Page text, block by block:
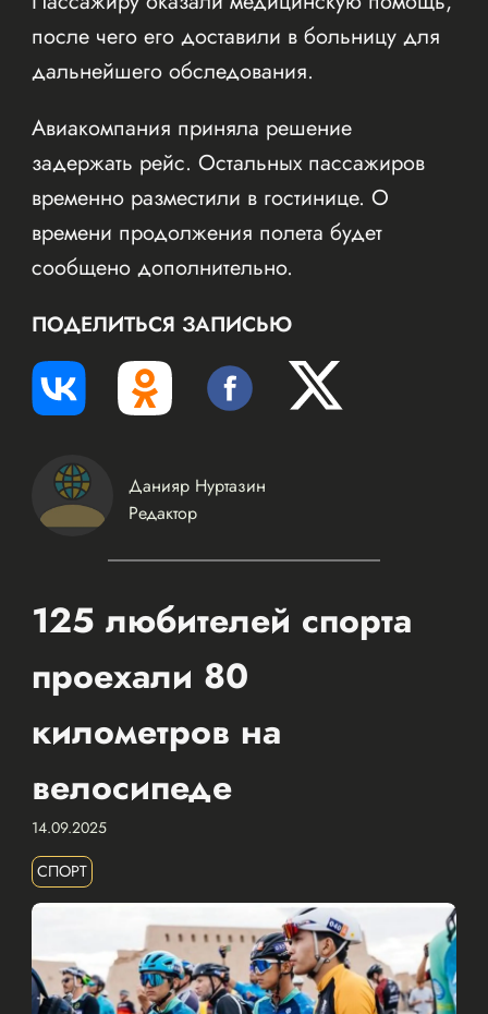
после чего его доставили в больницу для
дальнейшего обследования.
Авиакомпания приняла решение
задержать рейс. Остальных пассажиров
временно разместили в гостинице. О
времени продолжения полета будет
сообщено дополнительно.
ПОДЕЛИТЬСЯ ЗАПИСЬЮ
Данияр Нуртазин
Редактор
125 любителей спорта
проехали 80
километров на
велосипеде
14.09.2025
СПОРТ